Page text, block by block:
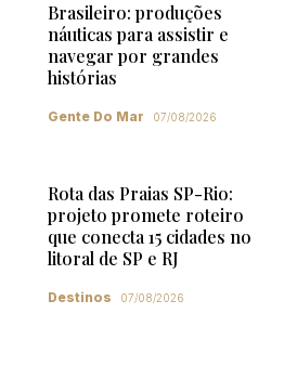
Brasileiro: produções
náuticas para assistir e
navegar por grandes
histórias
Gente Do Mar 07/08/2026
Rota das Praias SP-Rio:
projeto promete roteiro
que conecta 15 cidades no
litoral de SP e RJ
Destinos 07/08/2026